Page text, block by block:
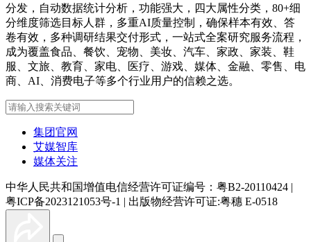
分发，自动数据统计分析，功能强大，四大属性分类，80+细
分维度筛选目标人群，多重AI质量控制，确保样本有效、答
卷有效，多种调研结果交付形式，一站式全案研究服务流程，
成为覆盖食品、餐饮、宠物、美妆、汽车、家政、家装、鞋
服、文旅、教育、家电、医疗、游戏、媒体、金融、零售、电
商、AI、消费电子等多个行业用户的信赖之选。
集团官网
艾媒智库
媒体关注
中华人民共和国增值电信经营许可证编号：粤B2-20110424 |
粤ICP备2023121053号-1 | 出版物经营许可证:粤穗 E-0518